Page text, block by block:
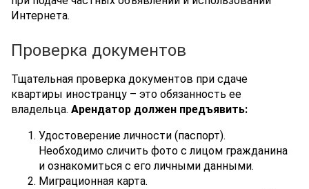
Интернета.
Проверка документов
Тщательная проверка документов при сдаче
квартиры иностранцу – это обязанность ее
владельца.Арендатор должен предъявить:
Удостоверение личности (паспорт).
Необходимо сличить фото с лицом гражданина
и ознакомиться с его личными данными.
Миграционная карта.